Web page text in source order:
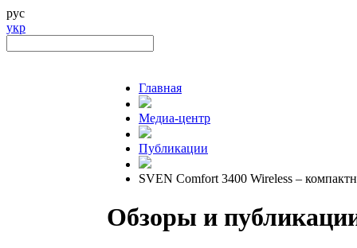
рус
укр
Главная
Медиа-центр
Публикации
SVEN Comfort 3400 Wireless –
Обзоры и